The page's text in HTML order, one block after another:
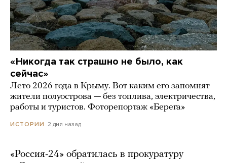
«Никогда так страшно не было, как
сейчас»
Лето 2026 года в Крыму. Вот каким его запомнят
жители полуострова — без топлива, электричества,
работы и туристов. Фоторепортаж «Берега»
ИСТОРИИ 2 дня назад
«Россия-24» обратилась в прокуратуру